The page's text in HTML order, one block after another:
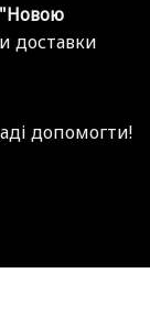
"Новою
доставки
допомогти!